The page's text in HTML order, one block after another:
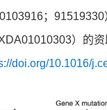
；
）的资
doi.org/10.1016/